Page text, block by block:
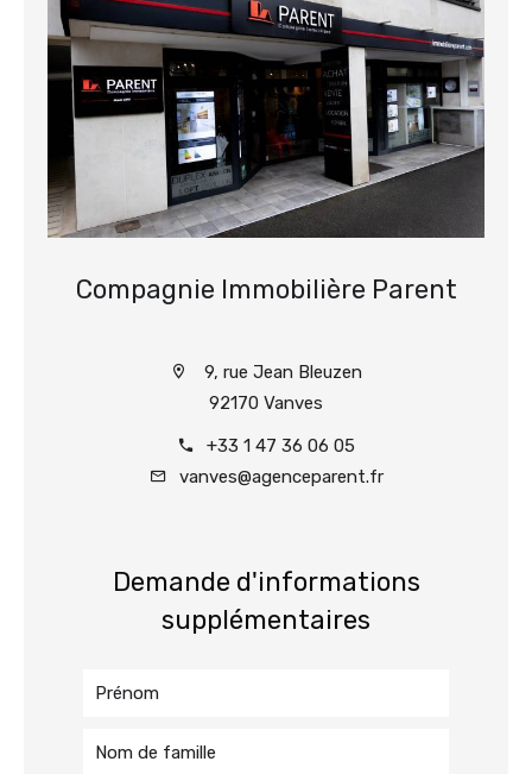
Compagnie Immobilière Parent
9, rue Jean Bleuzen
92170 Vanves
+33 1 47 36 06 05
vanves@agenceparent.fr
Demande d'informations
supplémentaires